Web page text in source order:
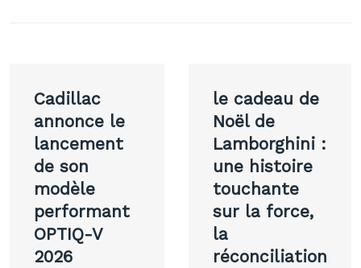
de
l’article
Cadillac
annonce le
lancement
de son
modèle
performant
OPTIQ-V
2026
le cadeau de
Noël de
Lamborghini :
une histoire
touchante
sur la force,
la
réconciliation